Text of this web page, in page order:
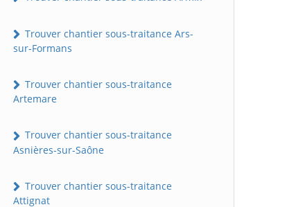
Trouver chantier sous-traitance Ars-
sur-Formans
Trouver chantier sous-traitance
Artemare
Trouver chantier sous-traitance
Asnières-sur-Saône
Trouver chantier sous-traitance
Attignat